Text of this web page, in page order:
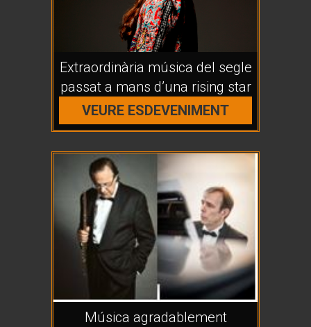
Extraordinària música del segle
passat a mans d’una rising star
VEURE ESDEVENIMENT
Música agradablement